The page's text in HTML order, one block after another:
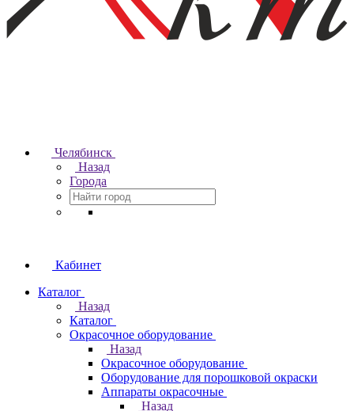
Челябинск
Назад
Города
Кабинет
Каталог
Назад
Каталог
Окрасочное оборудование
Назад
Окрасочное оборудование
Оборудование для порошковой окраски
Аппараты окрасочные
Назад